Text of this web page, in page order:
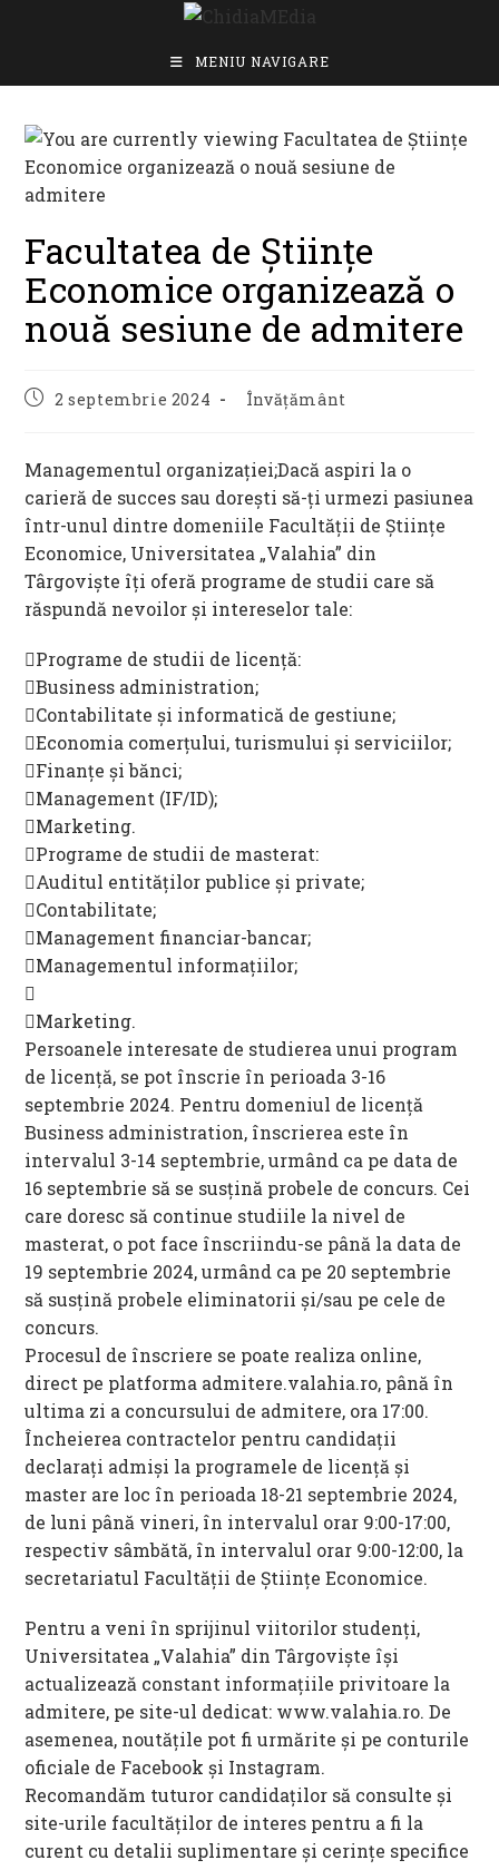
MENIU NAVIGARE
Facultatea de Științe
Economice organizează o
nouă sesiune de admitere
Post2 septembrie 2024
Post
Învățământ
Managementul organizației;Dacă aspiri la o
carieră de succes sau dorești să-ți urmezi pasiunea
într-unul dintre domeniile Facultății de Științe
Economice, Universitatea „Valahia” din
Târgoviște îți oferă programe de studii care să
răspundă nevoilor și intereselor tale:
Programe de studii de licență:
Business administration;
Contabilitate și informatică de gestiune;
Economia comerțului, turismului și serviciilor;
Finanțe și bănci;
Management (IF/ID);
Marketing.
Programe de studii de masterat:
Auditul entităților publice și private;
Contabilitate;
Management financiar-bancar;
Managementul informațiilor;

Marketing.
Persoanele interesate de studierea unui program
de licență, se pot înscrie în perioada 3-16
septembrie 2024. Pentru domeniul de licență
Business administration, înscrierea este în
intervalul 3-14 septembrie, urmând ca pe data de
16 septembrie să se susțină probele de concurs. Cei
care doresc să continue studiile la nivel de
masterat, o pot face înscriindu-se până la data de
19 septembrie 2024, urmând ca pe 20 septembrie
să susțină probele eliminatorii și/sau pe cele de
concurs.
Procesul de înscriere se poate realiza online,
direct pe platforma admitere.valahia.ro, până în
ultima zi a concursului de admitere, ora 17:00.
Încheierea contractelor pentru candidații
declarați admiși la programele de licență și
master are loc în perioada 18-21 septembrie 2024,
de luni până vineri, în intervalul orar 9:00-17:00,
respectiv sâmbătă, în intervalul orar 9:00-12:00, la
secretariatul Facultății de Științe Economice.
Pentru a veni în sprijinul viitorilor studenți,
Universitatea „Valahia” din Târgoviște își
actualizează constant informațiile privitoare la
admitere, pe site-ul dedicat: www.valahia.ro. De
asemenea, noutățile pot fi urmărite și pe conturile
oficiale de Facebook și Instagram.
Recomandăm tuturor candidaților să consulte și
site-urile facultăților de interes pentru a fi la
curent cu detalii suplimentare și cerințe specifice